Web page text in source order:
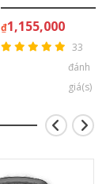
₫1,155,000
33
đánh
giá(s)